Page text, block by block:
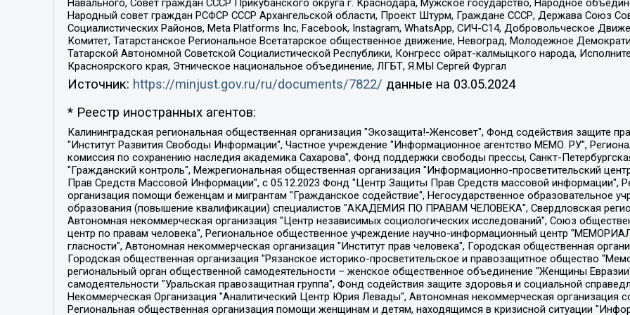
Навального, Совет граждан СССР Прикубанского округа г. Краснодара, Мужское государство, Народное
Народный совет граждан РСФСР СССР Архангельской области, Проект Штурм, Граждане СССР, Держава Союз
Социалистических Районов, Meta Platforms Inc, Facebook, Instagram, WhatsApp, СИЧ-С14, Добровольческое
Комитет, Татарстанское Региональное Всетатарское общественное движение, Невоград, Молодежное
Татарской Автономной Советской Социалистической Республики, Конгресс ойрат-калмыцкого народа,
Красноярского края, Этническое национальное объединение, ЛГБТ, Я.МЫ Сергей Фургал
Источник: https://minjust.gov.ru/ru/documents/7822/ данные на 03.05.2024
* Реестр иностранных агентов:
Калининградская региональная общественная организация "Экозащита!-Женсовет", Фонд содействия защите прав и свобод граждан "Общественный вердикт", Фонд "Институт Развития Свободы Информации", Частное учреждение "Информационное агентство МЕМО. РУ", Региональная общественная организация "Общественная комиссия по сохранению наследия академика Сахарова", Фонд поддержки свободы прессы, Санкт-Петербургская общественная правозащитная организация "Гражданский контроль", Межрегиональная общественная организация "Информационно-просветительский центр "Мемориал", Региональный Фонд "Центр Защиты Прав Средств Массовой Информации", с 05.12.2023 Фонд "Центр Защиты Прав Средств массовой информации", Региональная общественная благотворительная организация помощи беженцам и мигрантам "Гражданское содействие", Негосударственное образовательное учреждение дополнительного профессионального образования (повышение квалификации) специалистов "АКАДЕМИЯ ПО ПРАВАМ ЧЕЛОВЕКА", Свердловская региональная общественная организация "Сутяжник", Автономная некоммерческая организация "Центр независимых социологических исследований", Союз общественных объединений "Российский исследовательский центр по правам человека", Региональное общественное учреждение научно-информационный центр "МЕМОРИАЛ", Некоммерческая организация "Фонд защиты гласности", Автономная некоммерческая организация "Институт прав человека", Городская общественная организация "Екатеринбургское общество "МЕМОРИАЛ", Городская общественная организация "Рязанское историко-просветительское и правозащитное общество "Мемориал" (Рязанский Мемориал), Челябинский региональный орган общественной самодеятельности – женское общественное объединение "Женщины Евразии", Челябинский региональный орган общественной самодеятельности "Уральская правозащитная группа", Фонд содействия защите здоровья и социальной справедливости имени Андрея Рылькова, Автономная Некоммерческая Организация "Аналитический Центр Юрия Левады", Автономная некоммерческая организация социальной поддержки населения "Проект Апрель", Региональная общественная организация помощи женщинам и детям, находящимся в кризисной ситуации "Информационно-методический центр "Анна", Фонд содействия развитию массовых коммуникаций и правовому просвещению "Так-так-Так", Фонд содействия устойчивому развитию "Серебряная тайга", Свердловский региональный общественный фонд социальных проектов "Новое время", "Idel.Реалии", Кавказ.Реалии, Крым.Реалии, Телеканал Настоящее Время, Татаро-башкирская служба Радио Свобода (Azatliq Radiosi), Радио Свободная Европа/Радио Свобода (PCE/PC), "Сибирь.Реалии", "Фактограф", Благотворительный фонд помощи осужденным и их семьям, Автономная некоммерческая организация "Институт глобализации и социальных движений", Фонд "В защиту прав заключенных", Частное учреждение "Центр поддержки и содействия развитию средств массовой информации", Пензенский региональный общественный благотворительный фонд "Гражданский союз", "Север.Реалии", Некоммерческая организация Фонд "Правовая инициатива", Общество с ограниченной ответственностью "Радио Свободная Европа/Радио Свобода", Чешское информационное агентство "MEDIUM-ORIENT", Красноярская региональная общественная организация "Мы против СПИДа", Камалягин Денис Николаевич, Маркелов Сергей Евгеньевич, Пономарев Лев Александрович, Савицкая Людмила Алексеевна, Автономная некоммерческая организация "Центр по работе с проблемой насилия "НАСИЛИЮ.НЕТ", Межрегиональный профессиональный союз работников здравоохранения "Альянс врачей", Юридическое лицо, зарегистрированное в Латвийской Республике, SIA "Medusa Project" (регистрационный номер 40103797863, дата регистрации 10.06.2014), Некоммерческая организация "Фонд по борьбе с коррупцией", Автономная некоммерческая организация "Институт права и публичной политики", Баданин Роман Сергеевич, Гликин Максим Александрович, Железнова Мария Михайловна, Лукьянова Юлия Сергеевна, Маетная Елизавета Витальевна, Маняхин Петр Борисович, Чуракова Ольга Владимировна, Ярош Юлия Петровна, Юридическое лицо "The Insider SIA", зарегистрированное в Риге, Латвийская Республика (дата регистрации 26.06.2015), являющееся администратором доменного имени интернет-издания "The Insider SIA", https://theins.ru, Постернак Алексей Евгеньевич, Рубин Михаил Аркадьевич, Анин Роман Александрович, Юридическое лицо Istories fonds, зарегистрированное в Латвийской Республике (регистрационный номер 50008295751, дата регистрации 24.02.2020), Великовский Дмитрий Александрович, Долинина Ирина Николаевна, Мароховская Алеся Алексеевна, Шлейнов Роман Юрьевич, Шмагун Олеся Валентиновна, Общество с ограниченной ответственностью "Альтаир 2021", Общество с ограниченной ответственностью "Вега 2021", Общество с ограниченной ответственностью "Главный редактор 2021", Общество с ограниченной ответственностью "Ромашки монолит", Важенков Артем Валерьевич, Ивановская областная общественная организация "Центр гендерных исследований", Гурман Юрий Альбертович, Медиапроект "ОВД-Инфо", Егоров Владимир Владимирович, Жилинский Владимир Александрович, Общество с ограниченной ответственностью "ЗП", Иванова София Юрьевна, Карезина Инна Павловна, Кильтау Екатерина Викторовна, Петров Алексей Викторович, Пискунов Сергей Евгеньевич, Смирнов Сергей Сергеевич, Тихонов Михаил Сергеевич, Общество с ограниченной ответственностью "ЖУРНАЛИСТ-ИНОСТРАННЫЙ АГЕНТ", Арапова Галина Юрьевна, Вольтская Татьяна Анатольевна, Американская компания "Mason G.E.S. Anonymous Foundation" (США), являющаяся владельцем интернет-издания https://mnews.world/, Компания "Stichting Bellingcat", зарегистрированная в Нидерландах (дата регистрации 11.07.2018), Захаров Андрей Вячеславович, Клепиковская Екатерина Дмитриевна, Общество с ограниченной ответственностью "МЕМО", Перл Роман Александрович, Симонов Евгений Алексеевич, Соловьева Елена Анатольевна, Сотников Даниил Владимирович, Сурначева Елизавета Дмитриевна, Автономная некоммерческая организация по защите прав человека и информированию населения "Якутия – Наше Мнение", Общество с ограниченной ответственностью "Москоу диджитал медиа", с 26.01.2023 Общество с ограниченной ответственностью "Чайка Белые сады", Ветошкина Валерия Валерьевна, Заговора Максим Александрович, Межрегиональное общественное движение "Российская ЛГБТ - сеть", Оленичев Максим Владимирович, Павлов Иван Юрьевич, Скворцова Елена Сергеевна, Общество с ограниченной ответственностью "Как бы инагент", Кочетков Игорь Викторович, Общество с ограниченной ответственностью "Честные выборы", Еланчик Олег Александрович, Общество с ограниченной ответственностью "Нобелевский призыв", Гималова Регина Эмилевна, Григорьев Андрей Валерьевич, Григорьева Алина Александровна, Ассоциация по содействию защите прав призывников, альтернативнослужащих и военнослужащих "Правозащитная группа